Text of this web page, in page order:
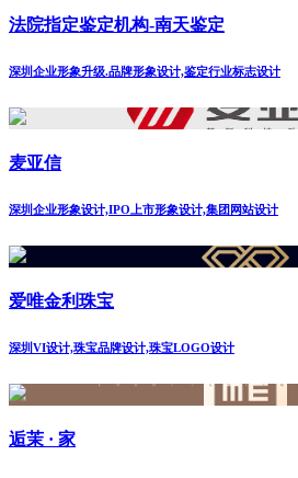
法院指定鉴定机构-南天鉴定
深圳企业形象升级.品牌形象设计,鉴定行业标志设计
麦亚信
深圳企业形象设计,IPO上市形象设计,集团网站设计
爱唯金利珠宝
深圳VI设计,珠宝品牌设计,珠宝LOGO设计
逅茉 · 家